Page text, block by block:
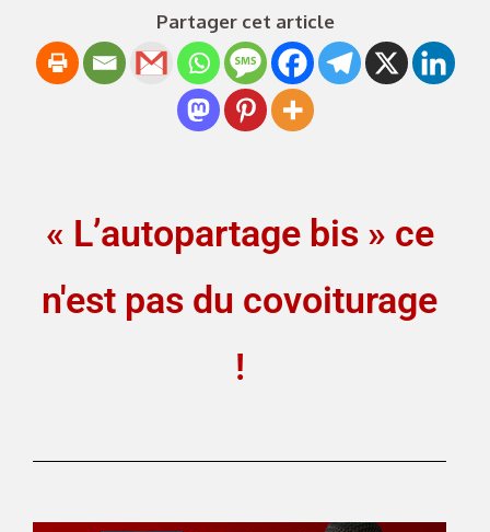
Partager cet article
« L’autopartage bis » ce
n'est pas du covoiturage
!